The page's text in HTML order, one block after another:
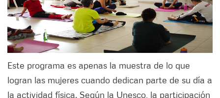
Este programa es apenas la muestra de lo que
logran las mujeres cuando dedican parte de su día a
la actividad física. Según la Unesco, la participación